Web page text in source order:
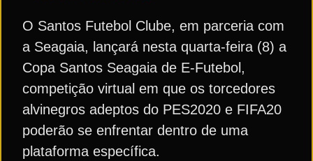
O Santos Futebol Clube, em parceria com
a Seagaia, lançará nesta quarta-feira (8) a
Copa Santos Seagaia de E-Futebol,
competição virtual em que os torcedores
alvinegros adeptos do PES2020 e FIFA20
poderão se enfrentar dentro de uma
plataforma específica.